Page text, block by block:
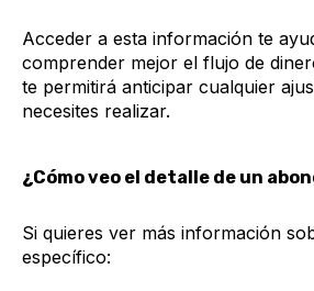
Acceder a esta información te
comprender mejor el flujo de
te permitirá anticipar cualquier
necesites realizar.
¿Cómo veo el detalle de un
Si quieres ver más información
específico: